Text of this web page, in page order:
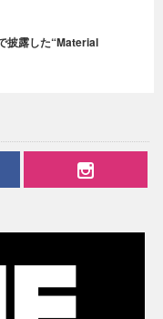
披露した“Material